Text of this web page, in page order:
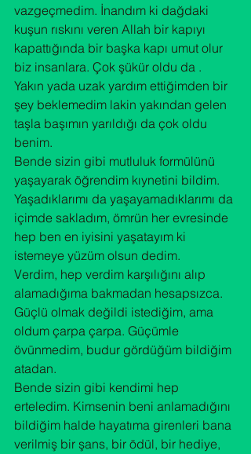
vazgeçmedim. İnandım ki dağdaki
kuşun rıskını veren Allah bir kapıyı
kapattığında bir başka kapı umut olur
biz insanlara. Çok şükür oldu da .
Yakın yada uzak yardım ettiğimden bir
şey beklemedim lakin yakından gelen
taşla başımın yarıldığı da çok oldu
benim.
Bende sizin gibi mutluluk formülünü
yaşayarak öğrendim kıynetini bildim.
Yaşadıklarımı da yaşayamadıklarımı da
içimde sakladım, ömrün her evresinde
hep ben en iyisini yaşatayım ki
istemeye yüzüm olsun dedim.
Verdim, hep verdim karşılığını alıp
alamadığıma bakmadan hesapsızca.
Güçlü olmak değildi istediğim, ama
oldum çarpa çarpa. Güçümle
övünmedim, budur gördüğüm bildiğim
atadan.
Bende sizin gibi kendimi hep
erteledim. Kimsenin beni anlamadığını
bildiğim halde hayatıma girenleri bana
verilmiş bir şans, bir ödül, bir hediye,